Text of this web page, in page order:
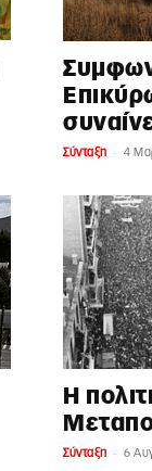
Σύνταξη - 4
Η
Σύνταξη - 6